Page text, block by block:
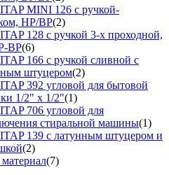
MINI 126 с ручкой-
НР/ВР(2)
128 с ручкой 3-х проходной,
ВР(6)
166 с ручкой сливной с
штуцером(2)
392 угловой для бытовой
1/2" х 1/2"(1)
706 угловой для
стиральной машины(1)
139 с латунным штуцером и
(2)
(7)